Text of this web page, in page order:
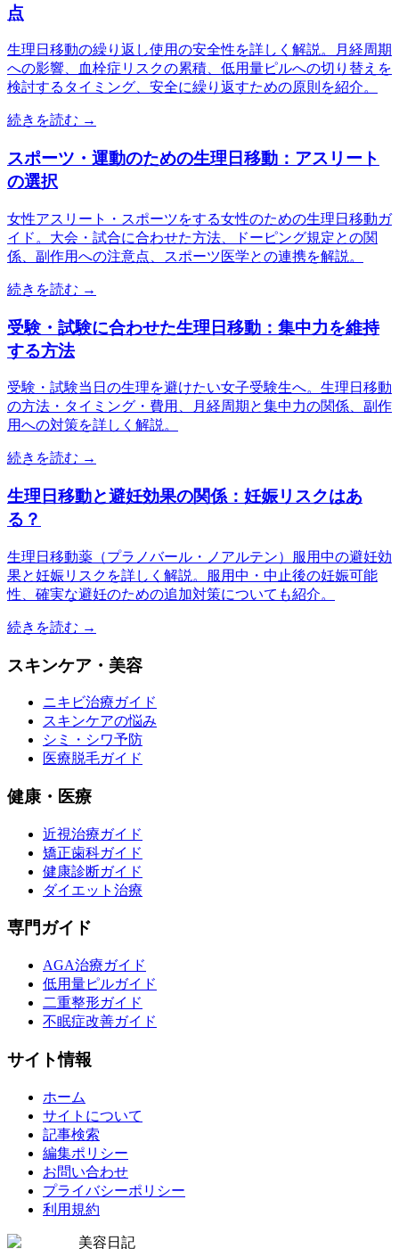
点
生理日移動の繰り返し使用の安全性を詳しく解説。月経周期
への影響、血栓症リスクの累積、低用量ピルへの切り替えを
検討するタイミング、安全に繰り返すための原則を紹介。
続きを読む →
スポーツ・運動のための生理日移動：アスリート
の選択
女性アスリート・スポーツをする女性のための生理日移動ガ
イド。大会・試合に合わせた方法、ドーピング規定との関
係、副作用への注意点、スポーツ医学との連携を解説。
続きを読む →
受験・試験に合わせた生理日移動：集中力を維持
する方法
受験・試験当日の生理を避けたい女子受験生へ。生理日移動
の方法・タイミング・費用、月経周期と集中力の関係、副作
用への対策を詳しく解説。
続きを読む →
生理日移動と避妊効果の関係：妊娠リスクはあ
る？
生理日移動薬（プラノバール・ノアルテン）服用中の避妊効
果と妊娠リスクを詳しく解説。服用中・中止後の妊娠可能
性、確実な避妊のための追加対策についても紹介。
続きを読む →
スキンケア・美容
ニキビ治療ガイド
スキンケアの悩み
シミ・シワ予防
医療脱毛ガイド
健康・医療
近視治療ガイド
矯正歯科ガイド
健康診断ガイド
ダイエット治療
専門ガイド
AGA治療ガイド
低用量ピルガイド
二重整形ガイド
不眠症改善ガイド
サイト情報
ホーム
サイトについて
記事検索
編集ポリシー
お問い合わせ
プライバシーポリシー
利用規約
美容日記